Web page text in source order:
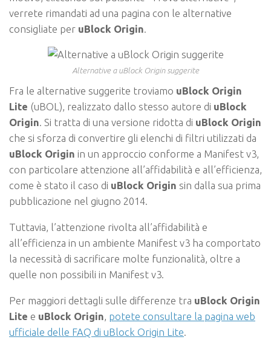
verrete rimandati ad una pagina con le alternative
consigliate per uBlock Origin
Alternative a uBlock Origin suggerite
Fra le alternative suggerite troviamo uBlock Origin
Lite (uBOL), realizzato dallo stesso autore di uBlock
Origin. Si tratta di una versione ridotta di uBlock Origin
che si sforza di convertire gli elenchi di filtri utilizzati da
uBlock Origin in un approccio conforme a Manifest v3,
con particolare attenzione all’affidabilità e all’efficienza,
come è stato il caso di uBlock Origin sin dalla sua prima
pubblicazione nel giugno 2014.
Tuttavia, l’attenzione rivolta all’affidabilità e
all’efficienza in un ambiente Manifest v3 ha comportato
la necessità di sacrificare molte funzionalità, oltre a
quelle non possibili in Manifest v3.
Per maggiori dettagli sulle differenze tra uBlock Origin
Lite e uBlock Origin potete consultare la pagina web
ufficiale delle FAQ di uBlock Origin Lite